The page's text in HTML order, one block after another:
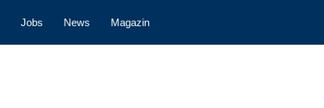
Jobs News Magazin